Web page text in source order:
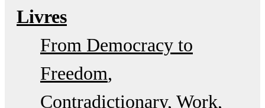
Livres
From Democracy to
Freedom
Contradictionary Work